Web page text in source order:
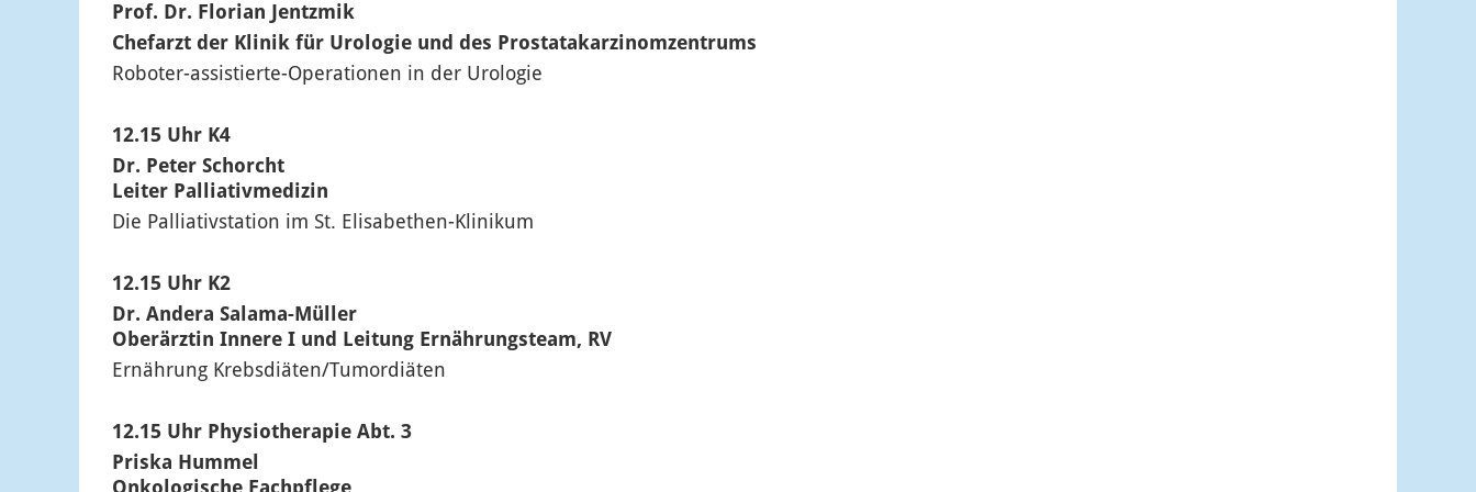
Prof. Dr. Florian Jentzmik
Chefarzt der Klinik für Urologie und des Prostatakarzinomzentrums
Roboter-assistierte-Operationen in der Urologie
12.15 Uhr K4
Dr. Peter Schorcht
Leiter Palliativmedizin
Die Palliativstation im St. Elisabethen-Klinikum
12.15 Uhr K2
Dr. Andera Salama-Müller
Oberärztin Innere I und Leitung Ernährungsteam, RV
Ernährung Krebsdiäten/Tumordiäten
12.15 Uhr Physiotherapie Abt. 3
Priska Hummel